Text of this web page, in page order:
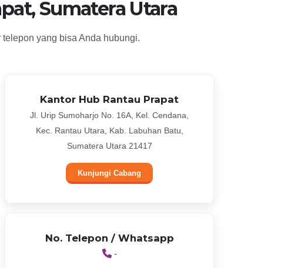
Sumatera Utara
yang bisa Anda hubungi.
Kantor Hub Rantau Prapat
Jl. Urip Sumoharjo No. 16A, Kel. Cendana,
Kec. Rantau Utara, Kab. Labuhan Batu,
Sumatera Utara 21417
Kunjungi Cabang
No. Telepon / Whatsapp
-